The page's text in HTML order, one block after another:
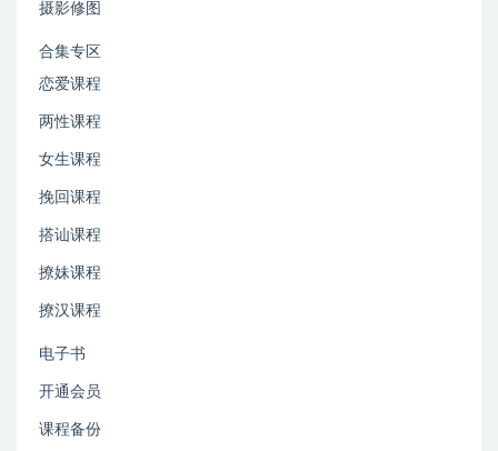
摄影修图
合集专区
恋爱课程
两性课程
女生课程
挽回课程
搭讪课程
撩妹课程
撩汉课程
电子书
开通会员
课程备份